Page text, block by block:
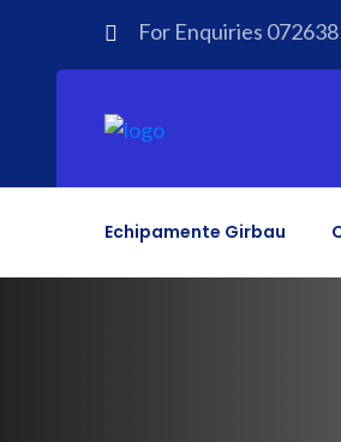
For Enquiries
Echipamente Girbau